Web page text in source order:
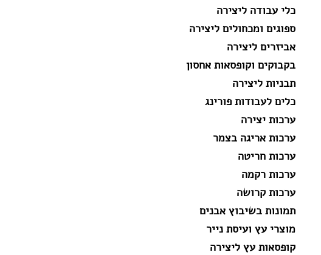
כלי עבודה ליצירה
ספוגים ומכחולים ליצירה
אביזרים ליצירה
בקבוקים וקופסאות אחסון
תבניות ליצירה
כלים לעבודות פורינג
ערכות יצירה
ערכות אריגה בצמר
ערכות חריטה
ערכות רקמה
ערכות קרושה
תמונות בשיבוץ אבנים
מוצרי עץ ועיסת נייר
קופסאות עץ ליצירה